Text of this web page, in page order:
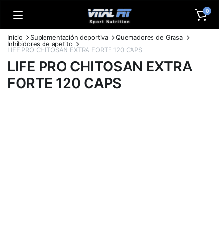
0
Inicio Suplementación deportiva
Quemadores de Grasa
Inhibidores de apetito
LIFE PRO CHITOSAN EXTRA FORTE 120 CAPS
LIFE PRO CHITOSAN EXTRA
FORTE 120 CAPS